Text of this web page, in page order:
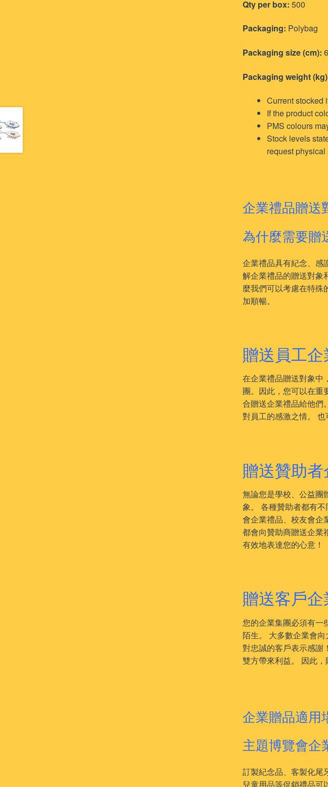
Qty per box: 500
Packaging: Polybag
Packaging size (cm):
Packaging weight
Current stocked
If the product
PMS colours
Stock levels
request
企業禮品贈送
為什麼需要贈
企業禮品具有紀念、感
解企業禮品的贈送對象
麼我們可以考慮在特殊
加順暢。
贈送員工
在企業禮品贈送對象中
團。因此，您可以在重
合贈送企業禮品給他們
對員工的感激之情。
贈送贊助
無論您是學校、公益團
象。 各種贊助者都有
會企業禮品、校友會企
都會向贊助商贈送企業
有效地表達您的心意！
贈送客戶
您的企業集團必須有一
陌生。 大多數企業會
對忠誠的客戶表示感謝
雙方帶來利益。 因此
企業贈品適用
主題博覽會企
訂製紀念品、客製化尾
兒童用品等促銷禮品